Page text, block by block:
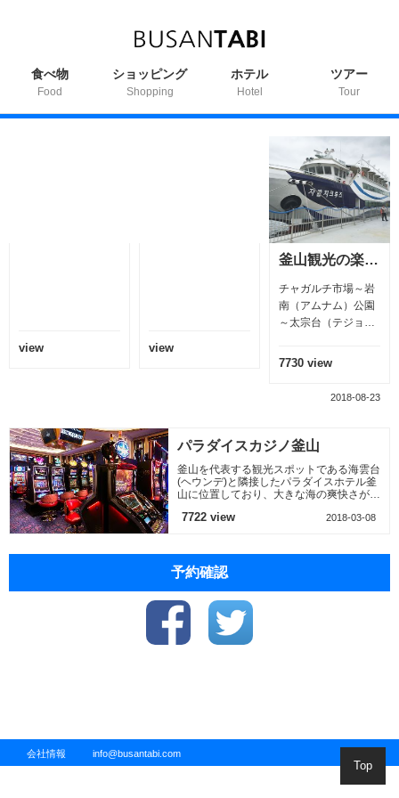
食べ物
Food
ショッピング
Shopping
ホテル
Hotel
ツアー
Tour
Top
view view
釜山観光の楽しみ｜釜山の海をクルージング「チャガルチクルーズ
チャガルチ市場～岩
南（アムナム）公園
～太宗台（テジョン
ガルチクルーズ」、
乗ってみ
7730 view
2018-08-23
パラダイスカジノ釜山
釜山を代表する観光スポットである海雲台
(ヘウンデ)と隣接したパラダイスホテル釜
山に位置しており、大きな海の爽快さが感
7722 view 2018-03-08
予約確認
会社情報 info@busantabi.com